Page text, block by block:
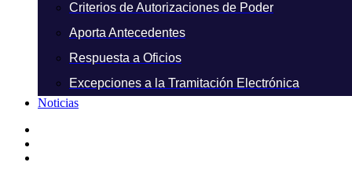
Criterios de Autorizaciones de Poder
Aporta Antecedentes
Respuesta a Oficios
Excepciones a la Tramitación Electrónica
Noticias